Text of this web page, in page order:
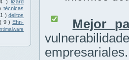
) lizard
técnicas
) delitos
( 9 ) Ehn-
Mejor
empresariales.